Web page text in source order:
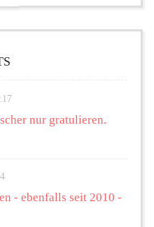
nur gratulieren.
- ebenfalls seit 2010 -